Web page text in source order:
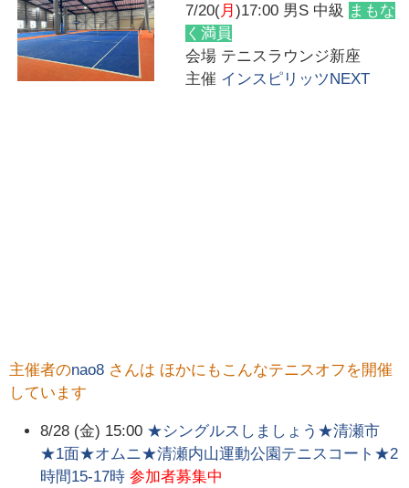
7/20(月 )17:00 男S 中級 まもな
く満員
会場 テニスラウンジ新座
主催 インスピリッツNEXT
主催者のnao8 さんは ほかにもこんなテニスオフを開催
しています
8/28 (金) 15:00 ★シングルスしましょう★清瀬市
★1面★オムニ★清瀬内山運動公園テニスコート★2
時間15-17時 参加者募集中